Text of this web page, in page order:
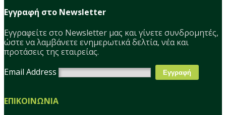
Εγγραφή στο Newsletter
Εγγραφείτε στο Νewsletter μας και γίνετε συνδρομητές,
ώστε να λαμβάνετε ενημερωτικά δελτία, νέα και
προτάσεις της εταιρείας.
Email Address
ΕΠΙΚΟΙΝΩΝΙΑ